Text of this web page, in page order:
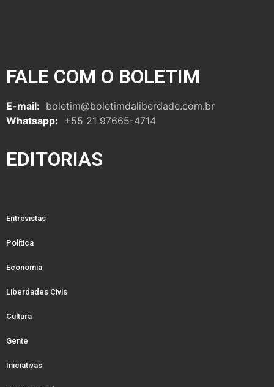
FALE COM O BOLETIM
E-mail: boletim@boletimdaliberdade.com.br
Whatsapp: +55 21 97665-4714
EDITORIAS
Entrevistas
Política
Economia
Liberdades Civis
Cultura
Gente
Iniciativas